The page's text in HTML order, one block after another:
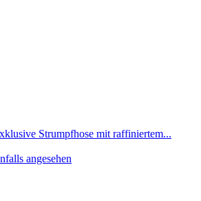
Strumpfhose mit raffiniertem...
angesehen